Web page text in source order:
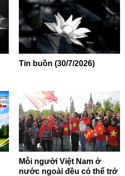
Tin buồn (30/7/2026)
Mỗi người Việt Nam ở
nước ngoài đều có thể trở